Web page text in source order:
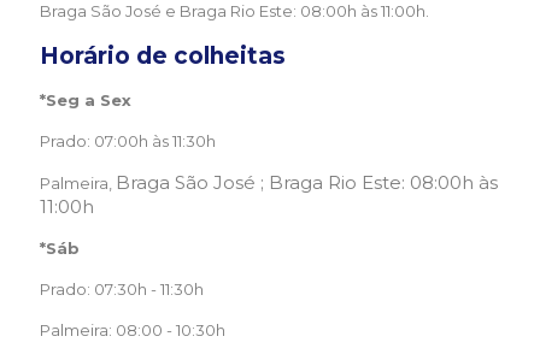
Braga São José e Braga Rio Este: 08:00h às 11:00h.
Horário de colheitas
*Seg a Sex
Prado: 07:00h às 11:30h
Palmeira, Braga São José ; Braga Rio Este: 08:00h às
11:00h
*Sáb
Prado: 07:30h - 11:30h
Palmeira: 08:00 - 10:30h